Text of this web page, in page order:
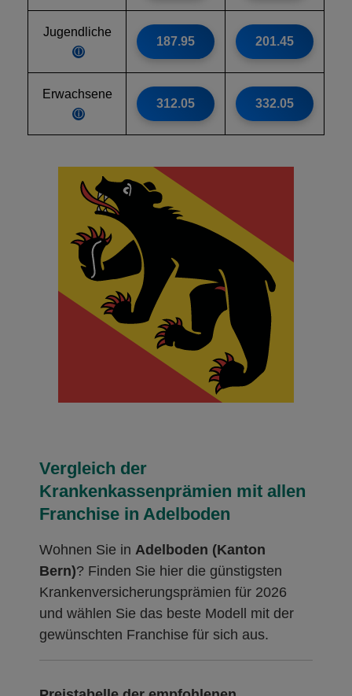
Jugendliche
ⓘ
187.95 201.45
Erwachsene
ⓘ
312.05 332.05
Vergleich der
Krankenkassenprämien mit allen
Franchise in Adelboden
Wohnen Sie in Adelboden (Kanton
Bern)? Finden Sie hier die günstigsten
Krankenversicherungsprämien für 2026
und wählen Sie das beste Modell mit der
gewünschten Franchise für sich aus.